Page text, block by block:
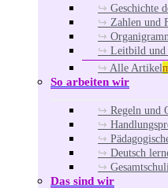
Geschichte
Zahlen und
Leitbild und
Alle Artikel
So arbeiten wir
Regeln und
Deutsch
Das sind wir